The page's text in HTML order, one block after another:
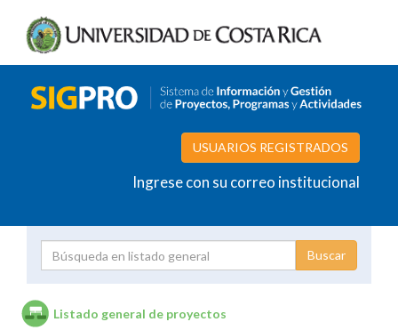
USUARIOS REGISTRADOS
Ingrese con su correo institucional
Listado general de proyectos